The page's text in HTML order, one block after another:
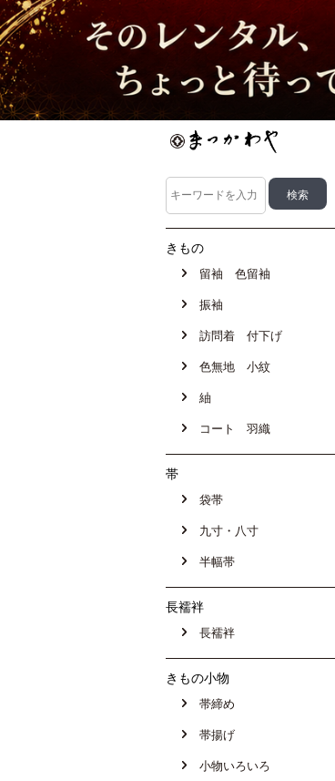
きもの
留袖 色留袖
振袖
訪問着 付下げ
色無地 小紋
紬
コート 羽織
帯
袋帯
九寸・八寸
半幅帯
長襦袢
長襦袢
きもの小物
帯締め
帯揚げ
小物いろいろ